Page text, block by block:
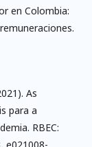
en Colombia:
As
para a
RBEC:
e021008-